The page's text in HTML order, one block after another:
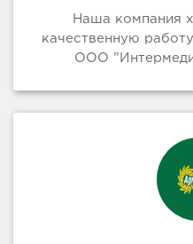
Наша компания
качественную
ООО